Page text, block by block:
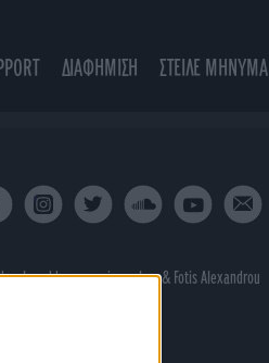
ΔΙΑΦΗΜΙΣΗ ΣΤΕΙΛΕ ΜΗΝΥΜΑ
byporcupine colors& Fotis Alexandrou